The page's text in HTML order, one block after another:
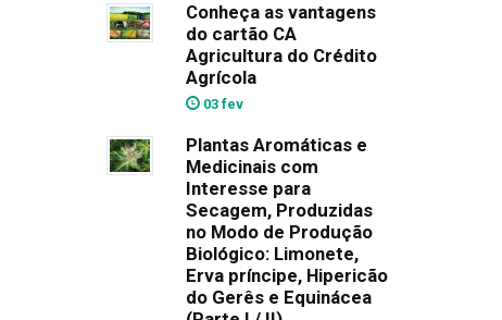
Conheça as vantagens
do cartão CA
Agricultura do Crédito
Agrícola
03 fev
Plantas Aromáticas e
Medicinais com
Interesse para
Secagem, Produzidas
no Modo de Produção
Biológico: Limonete,
Erva príncipe, Hipericão
do Gerês e Equinácea